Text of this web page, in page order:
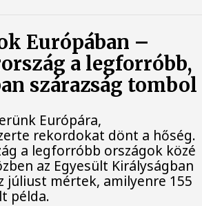
Európában –
a legforróbb,
szárazság tombol
Európára,
rekordokat dönt a hőség.
a legforróbb országok közé
az Egyesült Királyságban
júliust mértek, amilyenre 155
példa.